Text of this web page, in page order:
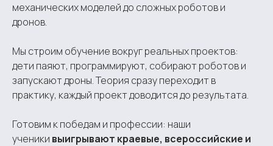
механических моделей до сложных роботов и
дронов.
Мы строим обучение вокруг реальных проектов:
дети паяют, программируют, собирают роботов и
запускают дроны. Теория сразу переходит в
практику, каждый проект доводится до результата.
Готовим к победам и профессии: наши
ученики выигрывают краевые, всероссийские и